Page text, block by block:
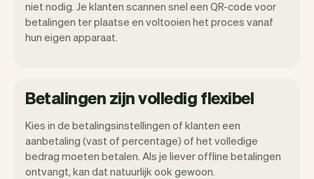
niet nodig. Je klanten scannen snel een QR-code voor
betalingen ter plaatse en voltooien het proces vanaf
hun eigen apparaat.
Betalingen zijn volledig flexibel
Kies in de betalingsinstellingen of klanten een
aanbetaling (vast of percentage) of het volledige
bedrag moeten betalen. Als je liever offline betalingen
ontvangt, kan dat natuurlijk ook gewoon.